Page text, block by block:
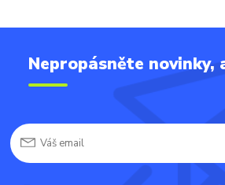
Nepropásněte novinky,